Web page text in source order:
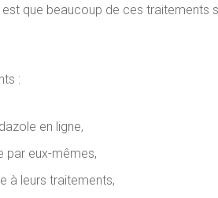
que beaucoup de ces traitements
:
en ligne,
par eux-mêmes,
à leurs traitements,